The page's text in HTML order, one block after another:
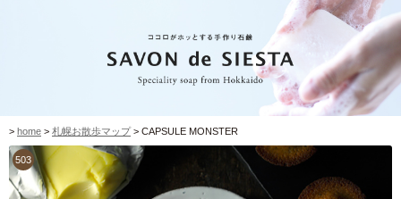
> home > 札幌お散歩マップ> CAPSULE MONSTER
503